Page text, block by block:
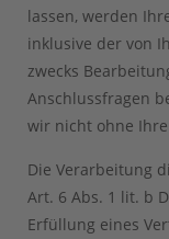
lassen, werden
inklusive der von
zwecks
Anschlussfragen
wir nicht ohne
Die Verarbeitung
Art. 6 Abs. 1 lit. b
Erfüllung eines